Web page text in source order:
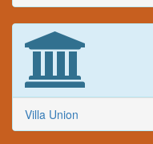
Villa Union